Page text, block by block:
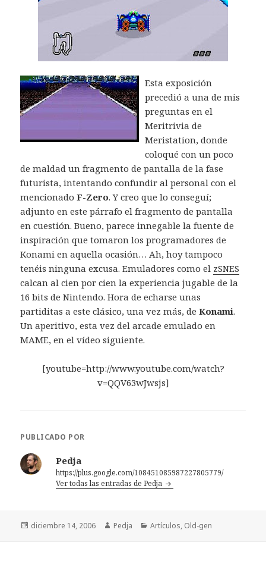
Esta exposición
precedió a una de mis
preguntas en el
Meritrivia de
Meristation, donde
coloqué con un poco
de maldad un fragmento de pantalla de la fase
futurista, intentando confundir al personal con el
mencionadoF-Zero. Y creo que lo conseguí;
adjunto en este párrafo el fragmento de pantalla
en cuestión. Bueno, parece innegable la fuente de
inspiración que tomaron los programadores de
Konami en aquella ocasión… Ah, hoy tampoco
tenéis ninguna excusa. Emuladores como el zSNES
calcan al cien por cien la experiencia jugable de la
16 bits de Nintendo. Hora de echarse unas
partiditas a este clásico, una vez más, deKonami.
Un aperitivo, esta vez del arcade emulado en
MAME, en el vídeo siguiente.
[youtube=http://www.youtube.com/watch?
v=QQV63wJwsjs]
PUBLICADO POR
Pedja
https://plus.google.com/108451085987227805779/
Ver todas las entradas de Pedja
Publicado
diciembre 14, 2006 Autor
Pedja Categorías
Artículos, Old-gen